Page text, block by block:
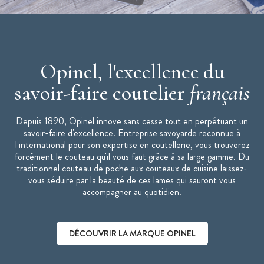
Opinel, l'excellence du
savoir-faire coutelier français
Depuis 1890, Opinel innove sans cesse tout en perpétuant un
savoir-faire d'excellence. Entreprise savoyarde reconnue à
l'international pour son expertise en coutellerie, vous trouverez
forcément le couteau qu'il vous faut grâce à sa large gamme. Du
traditionnel couteau de poche aux couteaux de cuisine laissez-
vous séduire par la beauté de ces lames qui sauront vous
accompagner au quotidien.
DÉCOUVRIR LA MARQUE OPINEL